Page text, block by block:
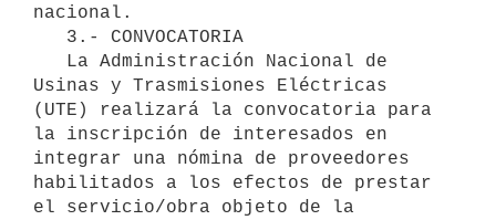
nacional.
Usinas y Trasmisiones Eléctricas
(UTE) realizará la convocatoria para
la inscripción de interesados en
integrar una nómina de proveedores
habilitados a los efectos de prestar
el servicio/obra objeto de la